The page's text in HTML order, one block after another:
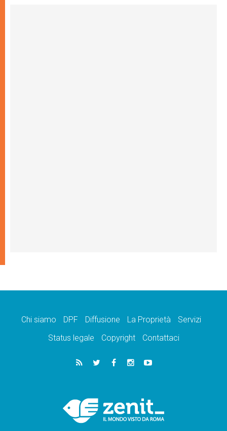
Chi siamo DPF Diffusione La Proprietà
Servizi
Status legale
Copyright Contattaci